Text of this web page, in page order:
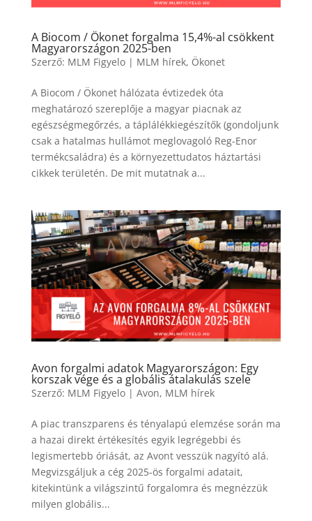
A Biocom / Ökonet forgalma 15,4%-al csökkent
Magyarországon 2025-ben
Szerző: MLM Figyelo| MLM hírek, Ökonet
A Biocom / Ökonet hálózata évtizedek óta
meghatározó szereplője a magyar piacnak az
egészségmegőrzés, a táplálékkiegészítők (gondoljunk
csak a hatalmas hullámot meglovagoló Reg-Enor
termékcsaládra) és a környezettudatos háztartási
cikkek területén. De mit mutatnak a...
Avon forgalmi adatok Magyarországon: Egy
korszak vége és a globális átalakulás szele
Szerző: MLM Figyelo| Avon, MLM hírek
A piac transzparens és tényalapú elemzése során ma
a hazai direkt értékesítés egyik legrégebbi és
legismertebb óriását, az Avont vesszük nagyító alá.
Megvizsgáljuk a cég 2025-ös forgalmi adatait,
kitekintünk a világszintű forgalomra és megnézzük
milyen globális...